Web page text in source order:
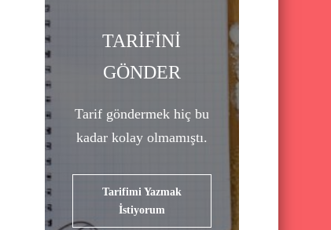
f
o
r
:
TARİFİNİ
GÖNDER
Tarif göndermek hiç bu
kadar kolay olmamıştı.
Tarifimi Yazmak
İstiyorum